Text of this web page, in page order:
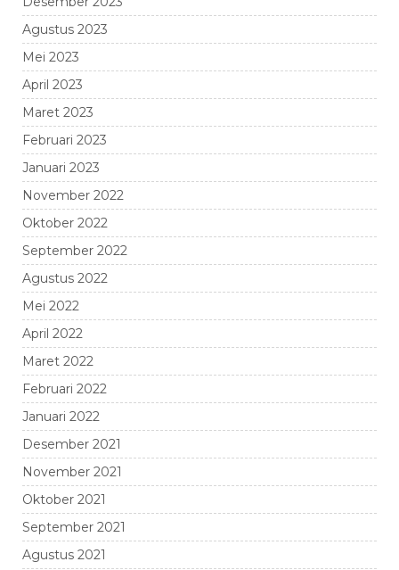
Agustus 2023
Mei 2023
April 2023
Maret 2023
Februari 2023
Januari 2023
November 2022
Oktober 2022
September 2022
Agustus 2022
Mei 2022
April 2022
Maret 2022
Februari 2022
Januari 2022
Desember 2021
November 2021
Oktober 2021
September 2021
Agustus 2021